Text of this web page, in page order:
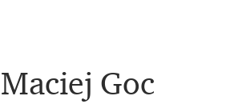
Maciej Goc